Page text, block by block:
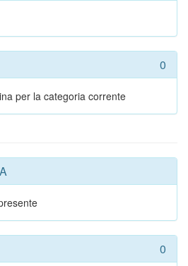
0
per la categoria corrente
0